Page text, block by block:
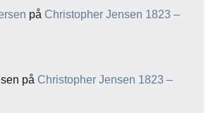
på Christopher Jensen 1823 –
på Christopher Jensen 1823 –